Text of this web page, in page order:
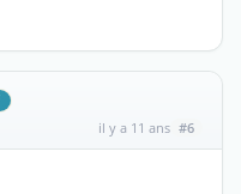
il y a 11 ans #6